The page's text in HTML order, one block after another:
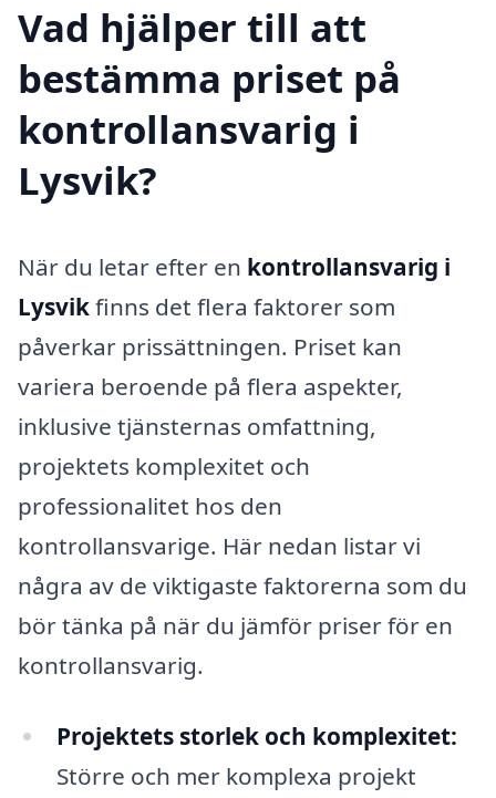
Vad hjälper till att
bestämma priset på
kontrollansvarig i
Lysvik?
När du letar efter en kontrollansvarig i
Lysvikfinns det flera faktorer som
påverkar prissättningen. Priset kan
variera beroende på flera aspekter,
inklusive tjänsternas omfattning,
projektets komplexitet och
professionalitet hos den
kontrollansvarige. Här nedan listar vi
några av de viktigaste faktorerna som du
bör tänka på när du jämför priser för en
kontrollansvarig.
Projektets storlek och komplexitet:
Större och mer komplexa projekt